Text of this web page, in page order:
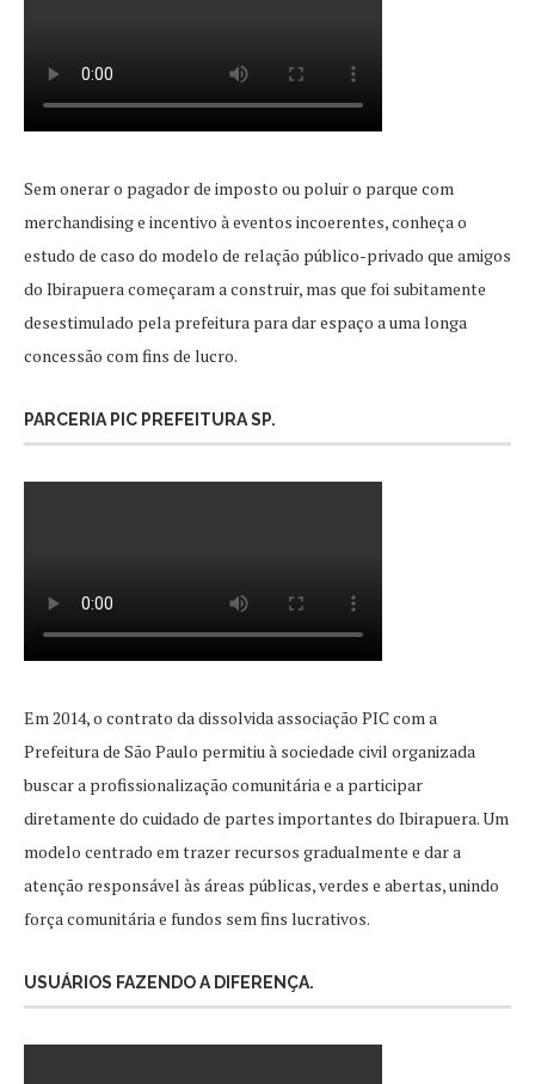
Sem onerar o pagador de imposto ou poluir o parque com
merchandising e incentivo à eventos incoerentes, conheça o
estudo de caso do modelo de relação público-privado que amigos
do Ibirapuera começaram a construir, mas que foi subitamente
desestimulado pela prefeitura para dar espaço a uma longa
concessão com fins de lucro.
PARCERIA PIC PREFEITURA SP.
Em 2014, o contrato da dissolvida associação PIC com a
Prefeitura de São Paulo permitiu à sociedade civil organizada
buscar a profissionalização comunitária e a participar
diretamente do cuidado de partes importantes do Ibirapuera. Um
modelo centrado em trazer recursos gradualmente e dar a
atenção responsável às áreas públicas, verdes e abertas, unindo
força comunitária e fundos sem fins lucrativos.
USUÁRIOS FAZENDO A DIFERENÇA.